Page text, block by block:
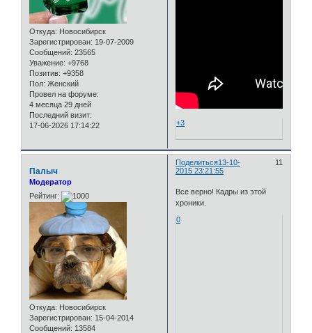
Откуда: Новосибирск
Зарегистрирован: 19-07-2009
Сообщений: 23565
Уважение: +9768
Позитив: +9358
Пол: Женский
Провел на форуме:
4 месяца 29 дней
Последний визит:
17-06-2026 17:14:22
+3
Поделиться 11
13-10-
2015 23:21:55
Палыч
Модератор
Рейтинг:
Откуда: Новосибирск
Зарегистрирован: 15-04-2014
Сообщений: 13584
Все верно! Кадры из этой
хроники.
0